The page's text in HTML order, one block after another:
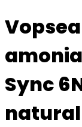
Sync
natural